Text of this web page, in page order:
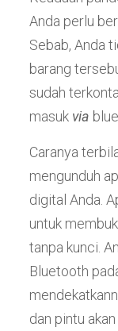
Anda perlu
Sebab, Anda
barang
sudah
masuk via
Caranya
mengunduh
digital Anda.
untuk
tanpa kunci.
Bluetooth
dan pintu